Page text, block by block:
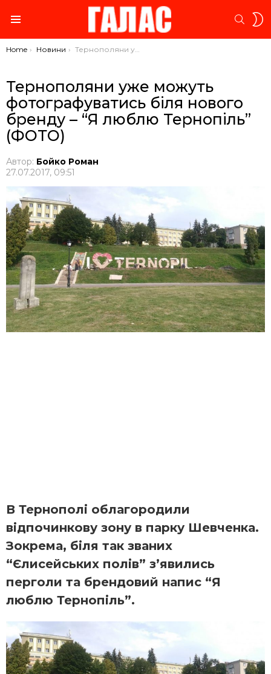
You are here:
Home Новини Тернополяни уже можуть фотографуватись біля нового бренду – “Я люблю Тернопіль” (ФОТО)
Тернополяни уже можуть
фотографуватись біля нового
бренду – “Я люблю Тернопіль”
(ФОТО)
Автор: Бойко Роман
27.07.2017, 09:51
В Тернополі облагородили
відпочинкову зону в парку Шевченка.
Зокрема, біля так званих
“Єлисейських полів” з’явились
перголи та брендовий напис “Я
люблю Тернопіль”.